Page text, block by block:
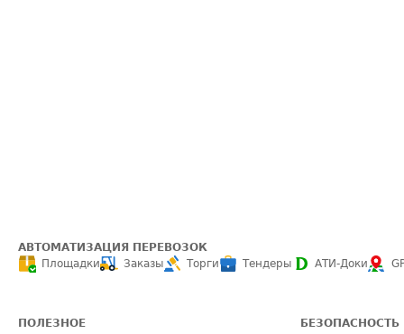
АВТОМАТИЗАЦИЯ ПЕРЕВОЗОК
Площадки
Заказы Торги Тендеры АТИ-Доки
ПОЛЕЗНОЕ БЕЗОПАСНОСТЬ